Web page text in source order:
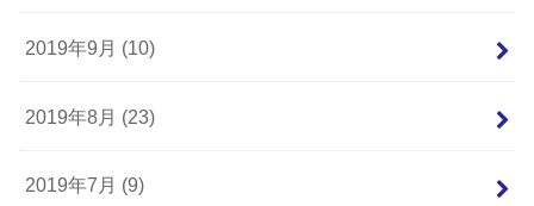
2019年9月 (10)
2019年8月 (23)
2019年7月 (9)